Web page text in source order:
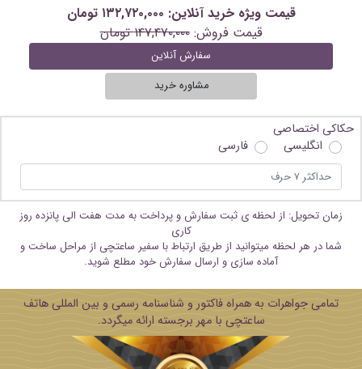
قیمت ویژه خرید آنلاین: ۱۳۲,۷۲۰,۰۰۰ تومان
قیمت فروش:۱۴۷,۴۷۰,۰۰۰ تومان
سفارش آنلاین
مشاوره خرید
حکاکی اختصاصی
انگلیسی
فارسی
زمان تحویل: از لحظه ی ثبت سفارش و پرداخت به مدت هفت الی پانزده روز
کاری
شما در هر لحظه میتوانید از طریق ارتباط با سفیر ساعتچی از مراحل ساخت و
آماده سازی و ارسال سفارش خود مطلع شوید.
تمامی جواهرات به همراه فاکتور و شناسنامه رسمی و بین المللی هاتف
ساعتچی با مهر برجسته ارائه میگردد.